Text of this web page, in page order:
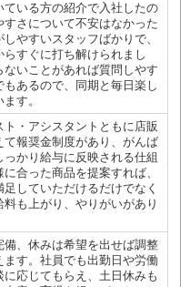
ている方の紹介で入社したの
すさについて不安はなかった
やすいスタッフばかりで、
らすぐに打ち解けられまし
ないことがあれば質問しやす
もあるので、同期と毎日楽し
す。
ト・アシスタントともに店販
て報奨金制度があり、がんば
っかり給与に反映される仕組
合った商品を提案すれば、
足していただけるだけでなく
料も上がり、やりがいがあり
備、休みは希望を出せば調整
ます。社員でも出勤日や労働
に応じてもらえ、土日休みも